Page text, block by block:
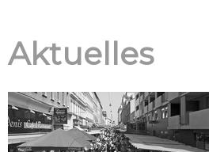
Aktuelles